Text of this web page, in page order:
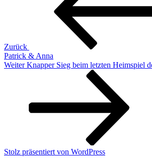
Zurück
Patrick & Anna
Nächster
Weiter Knapper Sieg beim letzten Heimspiel
Stolz präsentiert von WordPress